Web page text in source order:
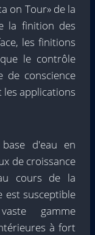
on Tour» de la
la finition des
les finitions
le contrôle
de conscience
les applications
d'eau en
de croissance
cours de la
est susceptible
gamme
à fort